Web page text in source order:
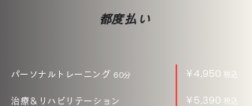
​都度払い
​​パーソナルトレーニング60分
治療＆リハビリテーション
​​￥4,950 税込
￥5,390 税込